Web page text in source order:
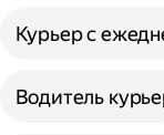
Курьер с
Водитель